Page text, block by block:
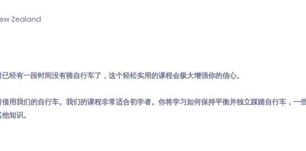
Zealand
经有一段时间没有骑自行车了，这个轻松实用的课程会极大增强你的信心。
用我们的自行车。我们的课程非常适合初学者。你将学习如何保持平衡并独立踩踏自行车，一
知识。